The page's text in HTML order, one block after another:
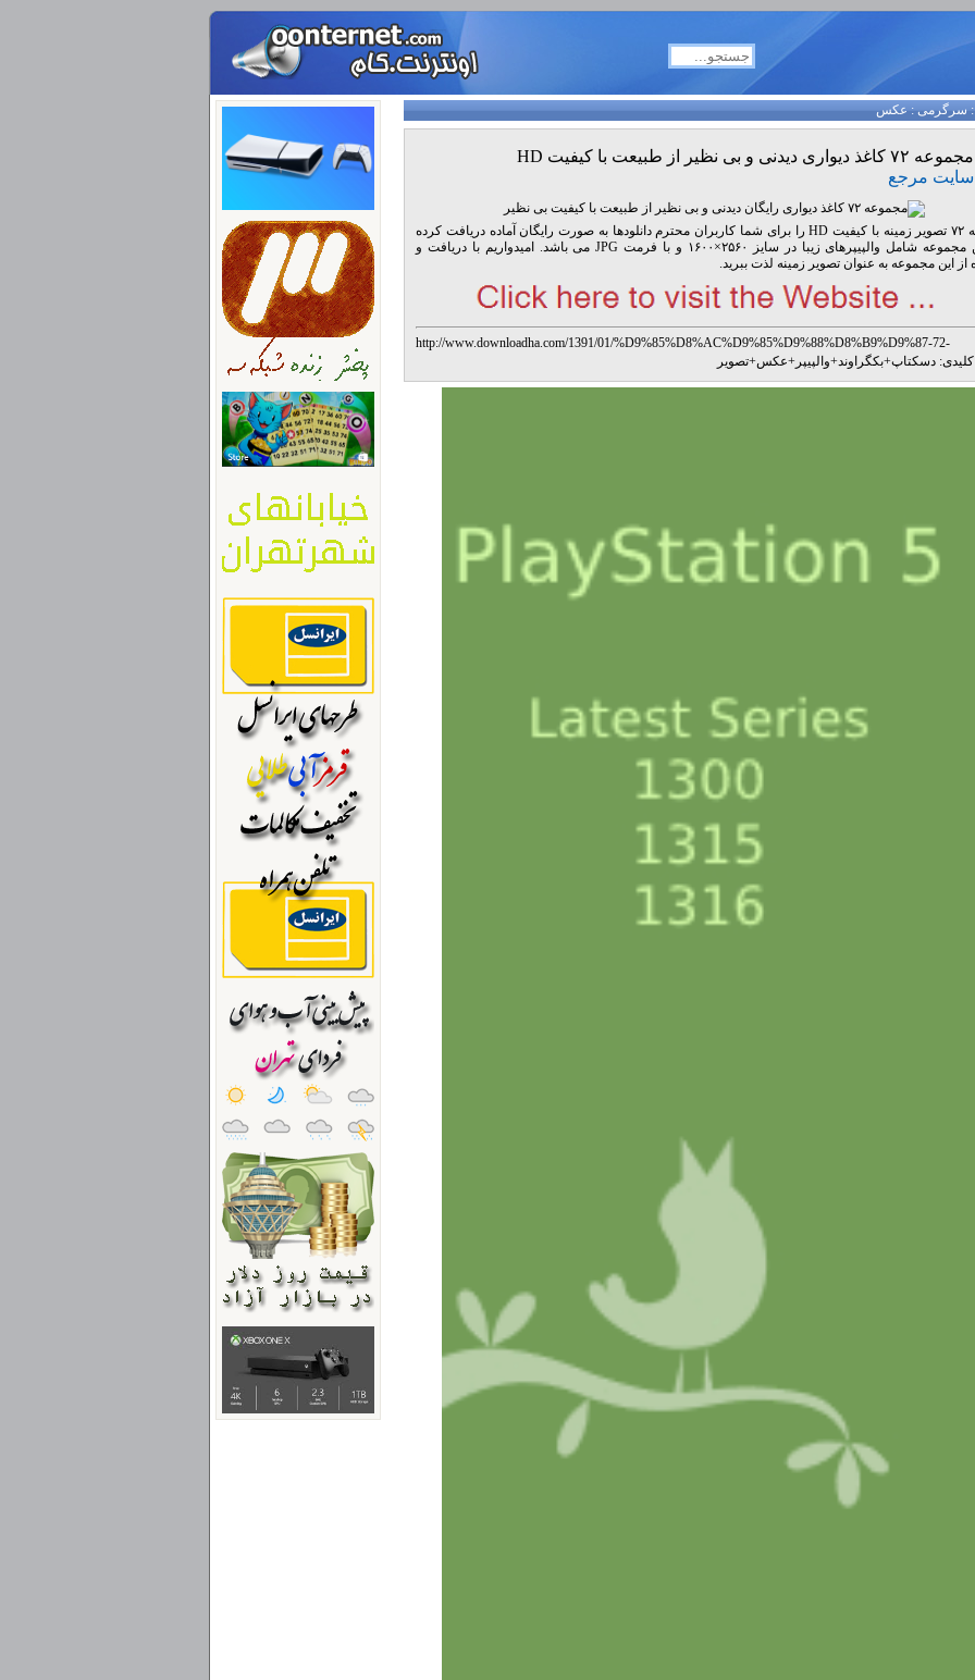
سرگرمی:عکس
مجموعه ۷۲ کاغذ دیواری دیدنی و بی نظیر از طبیعت با کیفیت HD
سایت مرجع
مجموعه ۷۲ تصویر زمینه با کیفیت HD را برای شما کاربران محترم دانلودها به صورت رایگان آماده دریافت کرده
ایم. این مجموعه شامل والپیپرهای زیبا در سایز ۲۵۶۰×۱۶۰۰ و با فرمت JPG می باشد. امیدواریم با دریافت و
از این مجموعه به عنوان تصویر زمینه لذت ببرید.
http://www.downloadha.com/1391/01/%D9%85%D8%AC%D9%85%D9%88%D8%B9%D9%87-72-
%DA%A9%D8%A7%D8%BA%D8%B0-%D8%AF%DB%8C%D9%88%D8%A7%D8%B1%DB%8C-
%D9%86%D8%B8%DB%8C%D8%B1-%D8%A7%D8%B2-%D8%B7/
دسکتاپ+بکگراوند+والپیپر +عکس+تصویر